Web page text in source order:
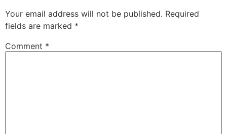
Your email address will not be published. Required
fields are marked *
Comment *